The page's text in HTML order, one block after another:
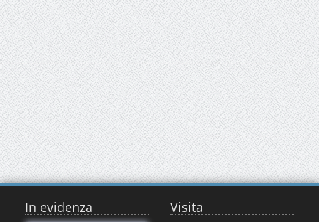
In evidenza Visita